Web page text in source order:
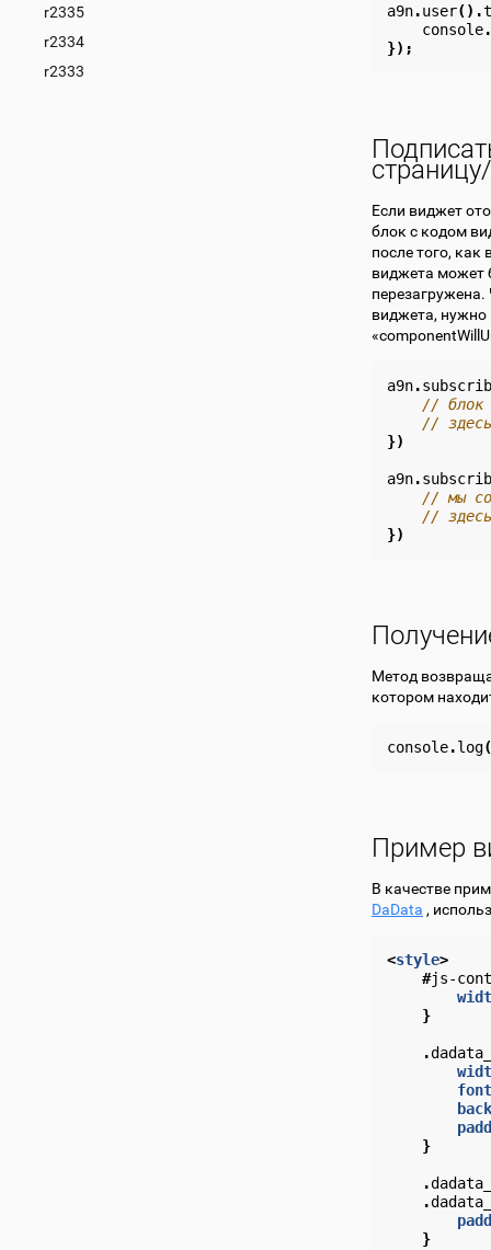
r2335
r2334
r2333
a9n.user().
console.
});
Если виджет
блок с кодом
после того, как
виджета может
виджета, нужно
a9n.
// блок
//
})
a9n.
// мы
// здесь
})
Метод
котором
console.log(
Пример
В качестве
DaData ,
<style>
#js-
}
.
}
.
.
}